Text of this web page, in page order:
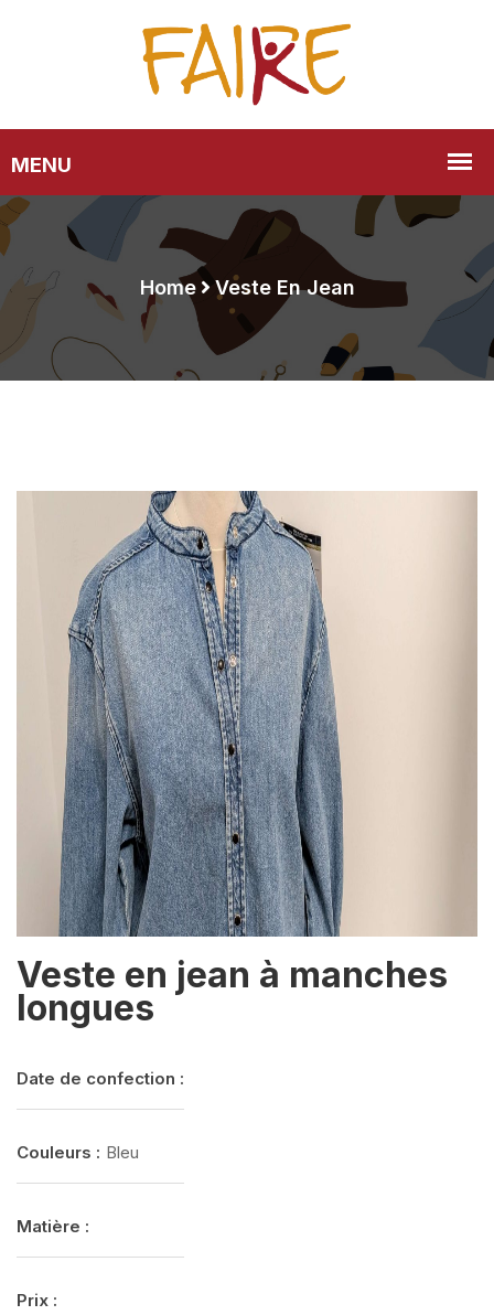
Home Veste En Jean
Veste en jean à manches
longues
Date de confection :
Couleurs : Bleu
Matière :
Prix :